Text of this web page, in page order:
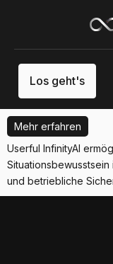
Los geht's
Mehr erfahren
Userful InfinityAI
und betriebliche